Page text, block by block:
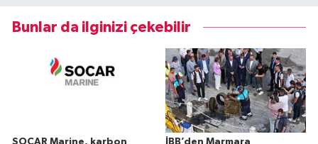
Bunlar da ilginizi çekebilir
SOCAR Marine, karbon
İBB’den Marmara